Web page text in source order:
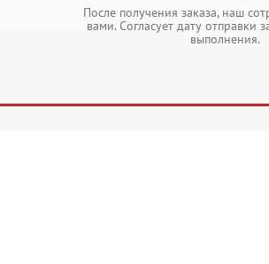
После получения заказа, наш
вами. Согласует дату отправки
выполнения.